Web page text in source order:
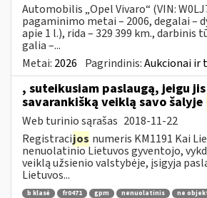
Automobilis „Opel Vivaro“ (VIN:
pagaminimo metai – 2006, degalai –
apie 1 l.), rida – 329 399 km., darbinis
galia –...
Metai: 2026 Pagrindinis:Aukcionai ir
, suteikusiam paslaugą, jeigu
savarankišką veiklą savo šalyje
Web turinio sąrašas 2018-11-22
Registracijos numeris KM1191 Kai
nenuolatinio Lietuvos gyventojo,
veiklą užsienio valstybėje, įsigyja
Lietuvos...
b klasė fr0471 gpm nenuolatinis ne